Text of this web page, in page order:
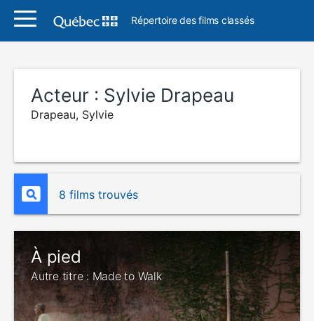
Répertoire des films classés
Acteur : Sylvie Drapeau
Drapeau, Sylvie
8 films trouvés
À pied
Autre titre : Made to Walk